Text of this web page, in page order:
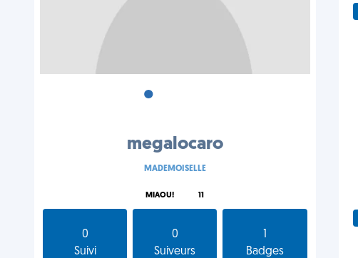
•
megalocaro
MADEMOISELLE
MIAOU! 11
0
Suivi
0
Suiveurs
Badges